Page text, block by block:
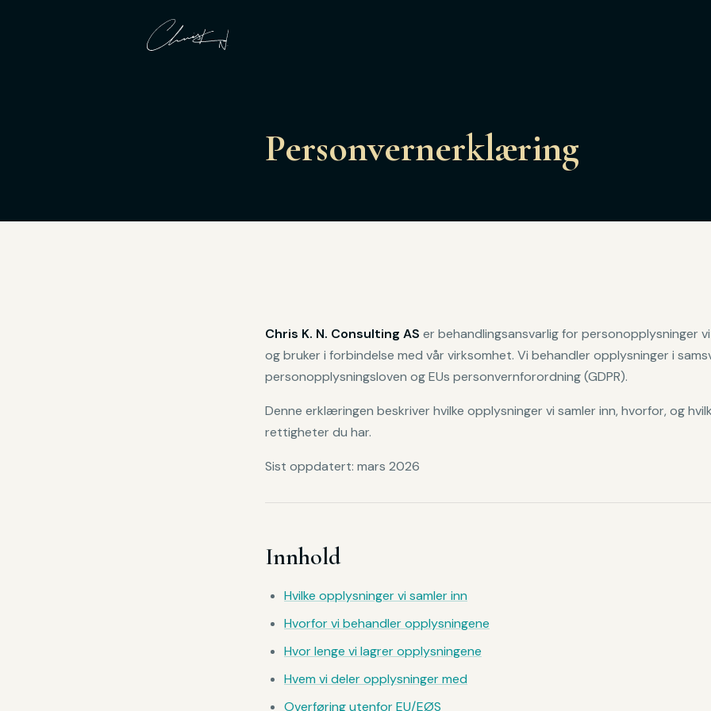
Personvernerklæring
Chris K. N. Consulting AS er behandlingsansvarlig for personopplysninger
og bruker i forbindelse med vår virksomhet. Vi behandler opplysninger i
personopplysningsloven og EUs personvernforordning (GDPR).
Denne erklæringen beskriver hvilke opplysninger vi samler inn, hvorfor, og
rettigheter du har.
Sist oppdatert: mars 2026
Innhold
Hvilke opplysninger vi samler inn
Hvorfor vi behandler opplysningene
Hvor lenge vi lagrer opplysningene
Hvem vi deler opplysninger med
Overføring utenfor EU/EØS